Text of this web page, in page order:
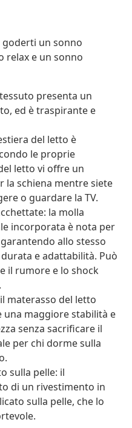
un sonno
relax e un sonno
presenta un
ed è traspirante e
del letto è
le proprie
letto vi offre un
la schiena mentre siete
o guardare la TV.
la molla
incorporata è nota per
allo stesso
e adattabilità. Può
il rumore e lo shock
materasso del letto
maggiore stabilità e
senza sacrificare il
per chi dorme sulla
sulla pelle: il
di un rivestimento in
sulla pelle, che lo